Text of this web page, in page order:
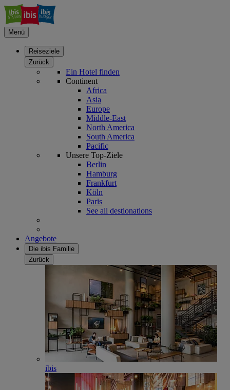
Menü
Reiseziele
Zurück
Ein Hotel finden
Continent
Africa
Asia
Europe
Middle-East
North America
South America
Pacific
Unsere Top-Ziele
Berlin
Hamburg
Frankfurt
Köln
Paris
See all destionations
Angebote
Die ibis Familie
Zurück
ibis